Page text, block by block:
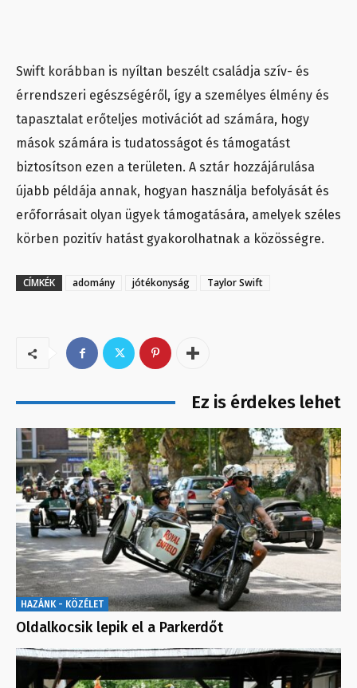
Swift korábban is nyíltan beszélt családja szív- és
érrendszeri egészségéről, így a személyes élmény és
tapasztalat erőteljes motivációt ad számára, hogy
mások számára is tudatosságot és támogatást
biztosítson ezen a területen. A sztár hozzájárulása
újabb példája annak, hogyan használja befolyását és
erőforrásait olyan ügyek támogatására, amelyek széles
körben pozitív hatást gyakorolhatnak a közösségre.
CÍMKÉK adomány jótékonyság Taylor Swift
Ez is érdekes lehet
HAZÁNK - KÖZÉLET
Oldalkocsik lepik el a Parkerdőt